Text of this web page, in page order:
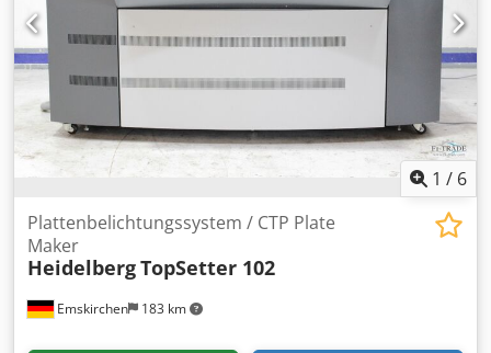
Dsdezqzbnepfx Ap Asck
1 / 6
Emskirchen 183 km
Plattenbelichtungssystem / CTP Plate
Maker
HeidelbergTopSetter 102